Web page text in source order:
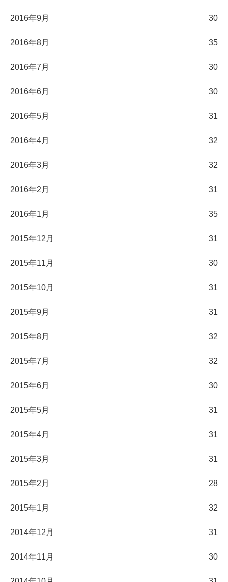
2016年9月 30
2016年8月 35
2016年7月 30
2016年6月 30
2016年5月 31
2016年4月 32
2016年3月 32
2016年2月 31
2016年1月 35
2015年12月 31
2015年11月 30
2015年10月 31
2015年9月 31
2015年8月 32
2015年7月 32
2015年6月 30
2015年5月 31
2015年4月 31
2015年3月 31
2015年2月 28
2015年1月 32
2014年12月 31
2014年11月 30